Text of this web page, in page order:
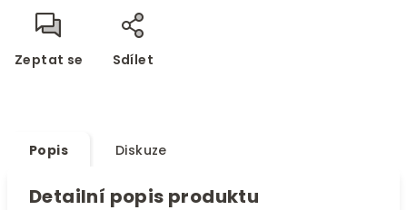
Zeptat se Sdílet
Popis Diskuze
Detailní popis produktu